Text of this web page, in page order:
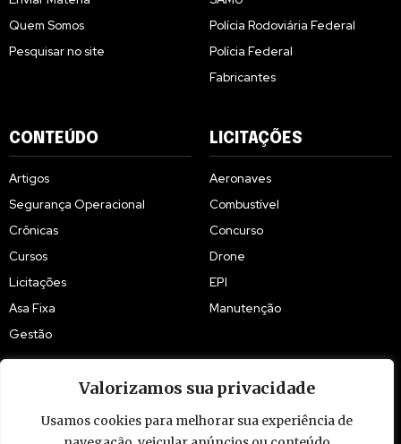
Valorizamos sua privacidade
Usamos cookies para melhorar sua experiência de
Quem Somos
Pesquisar no site
Polícia Rodoviária Federal
Polícia Federal
Fabricantes
CONTEÚDO
Artigos
Segurança Operacional
Crônicas
Cursos
Licitações
Asa Fixa
Gestão
LICITAÇÕES
Aeronaves
Combustível
Concurso
Drone
EPI
Manutenção
© 2009 - 2026 Piloto Policial. Todos os direitos reservados. Brasil.